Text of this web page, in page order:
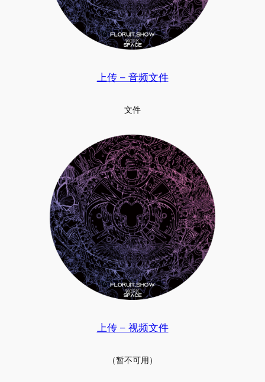
上传 – 音频文件
文件
上传 – 视频文件
（暂不可用）